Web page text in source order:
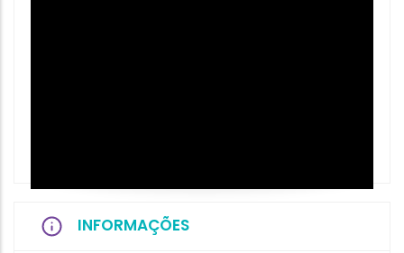
INFORMAÇÕES